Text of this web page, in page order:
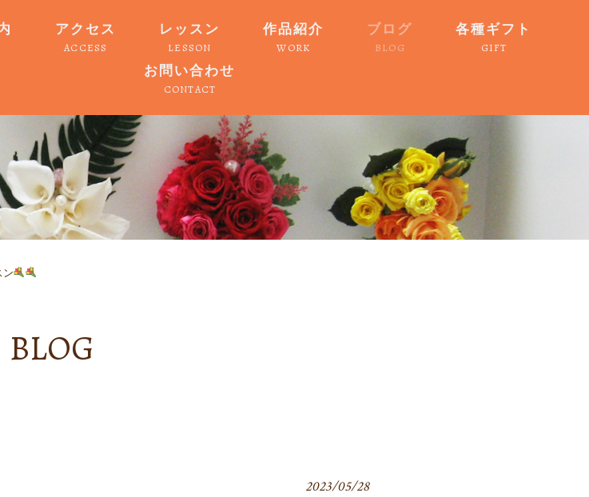
アクセス
ACCESS
レッスン
LESSON
作品紹介
WORK
ブログ
BLOG
各種ギフト
GIFT
お問い合わせ
CONTACT
ン
BLOG
2023/05/28